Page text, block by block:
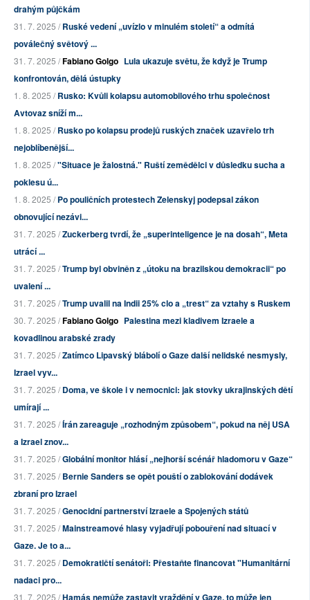
drahým půjčkám
31. 7. 2025 /Ruské vedení „uvízlo v minulém století“ a odmítá
poválečný světový ...
31. 7. 2025 /Fabiano Golgo Lula ukazuje světu, že když je Trump
konfrontován, dělá ústupky
1. 8. 2025 /Rusko: Kvůli kolapsu automobilového trhu společnost
Avtovaz sníží m...
1. 8. 2025 /Rusko po kolapsu prodejů ruských značek uzavřelo trh
nejoblíbenější...
1. 8. 2025 /"Situace je žalostná." Ruští zemědělci v důsledku sucha a
poklesu ú...
1. 8. 2025 /Po pouličních protestech Zelenskyj podepsal zákon
obnovující nezávi...
31. 7. 2025 /Zuckerberg tvrdí, že „superinteligence je na dosah“, Meta
utrácí ...
31. 7. 2025 /Trump byl obviněn z „útoku na brazilskou demokracii“ po
uvalení ...
31. 7. 2025 /Trump uvalil na Indii 25% clo a „trest“ za vztahy s Ruskem
30. 7. 2025 /Fabiano Golgo Palestina mezi kladivem Izraele a
kovadlinou arabské zrady
31. 7. 2025 /Zatímco Lipavský blábolí o Gaze další nelidské nesmysly,
Izrael vyv...
31. 7. 2025 /Doma, ve škole i v nemocnici: jak stovky ukrajinských dětí
umírají ...
31. 7. 2025 /Írán zareaguje „rozhodným způsobem“, pokud na něj USA
a Izrael znov...
31. 7. 2025 /Globální monitor hlásí „nejhorší scénář hladomoru v Gaze“
31. 7. 2025 /Bernie Sanders se opět pouští o zablokování dodávek
zbraní pro Izrael
31. 7. 2025 /Genocidní partnerství Izraele a Spojených států
31. 7. 2025 /Mainstreamové hlasy vyjadřují pobouření nad situací v
Gaze. Je to a...
31. 7. 2025 /Demokratičtí senátoři: Přestaňte financovat "Humanitární
nadaci pro...
31. 7. 2025 /Hamás nemůže zastavit vraždění v Gaze, to může jen